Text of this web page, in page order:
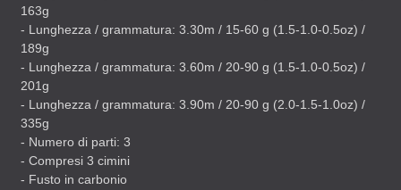
163g
- Lunghezza / grammatura: 3.30m / 15-60 g (1.5-1.0-0.5oz) /
189g
- Lunghezza / grammatura: 3.60m / 20-90 g (1.5-1.0-0.5oz) /
201g
- Lunghezza / grammatura: 3.90m / 20-90 g (2.0-1.5-1.0oz) /
335g
- Numero di parti: 3
- Compresi 3 cimini
- Fusto in carbonio